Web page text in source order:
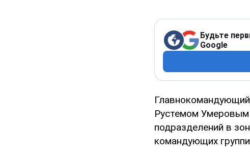
Будьте
Google
Рустемом Умеровым
подразделений в
командующих